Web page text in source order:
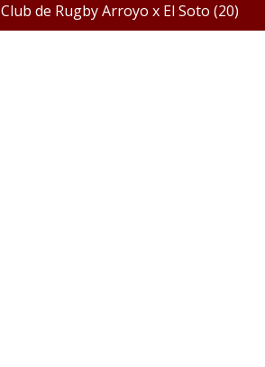
Club de Rugby Arroyo x El Soto (20)